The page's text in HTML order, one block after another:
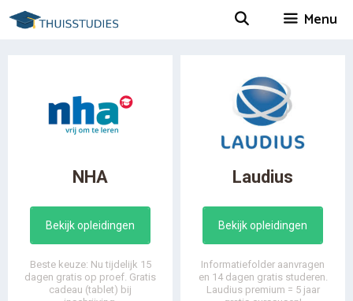
Spring
naar
Menu
NHA
Bekijk opleidingen
Beste keuze: Nu tijdelijk 15
dagen gratis op proef. Gratis
cadeau (tablet) bij
Laudius
Bekijk opleidingen
Informatiefolder aanvragen
en 14 dagen gratis studeren.
Laudius premium = 5 jaar